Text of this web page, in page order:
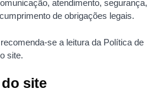
atendimento, segurança,
de obrigações legais.
se a leitura da Política de
site.
do site